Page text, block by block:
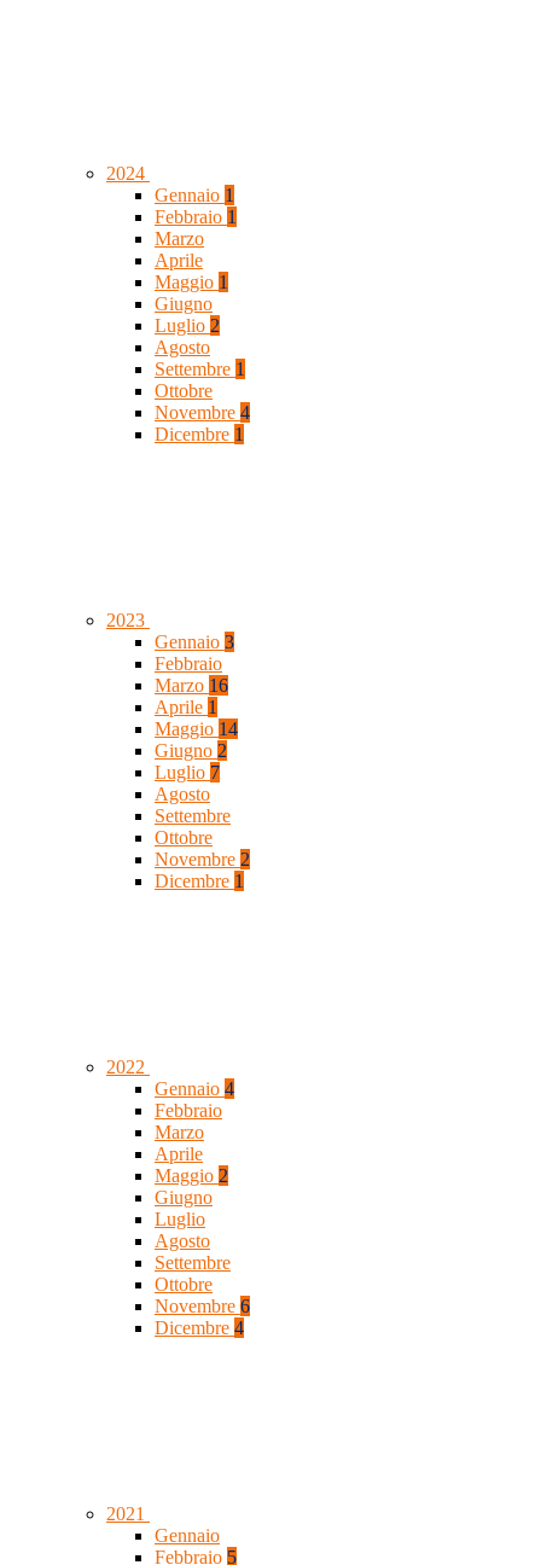
2024
Gennaio 1
Febbraio 1
Marzo
Aprile
Maggio 1
Giugno
Luglio 2
Agosto
Settembre 1
Ottobre
Novembre 4
Dicembre 1
2023
Gennaio 3
Febbraio
Marzo 16
Aprile 1
Maggio 14
Giugno 2
Luglio 7
Agosto
Settembre
Ottobre
Novembre 2
Dicembre 1
2022
Gennaio 4
Febbraio
Marzo
Aprile
Maggio 2
Giugno
Luglio
Agosto
Settembre
Ottobre
Novembre 6
Dicembre 4
2021
Gennaio
Febbraio 5